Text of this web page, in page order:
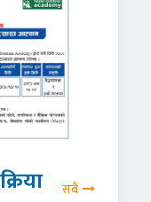
सबै